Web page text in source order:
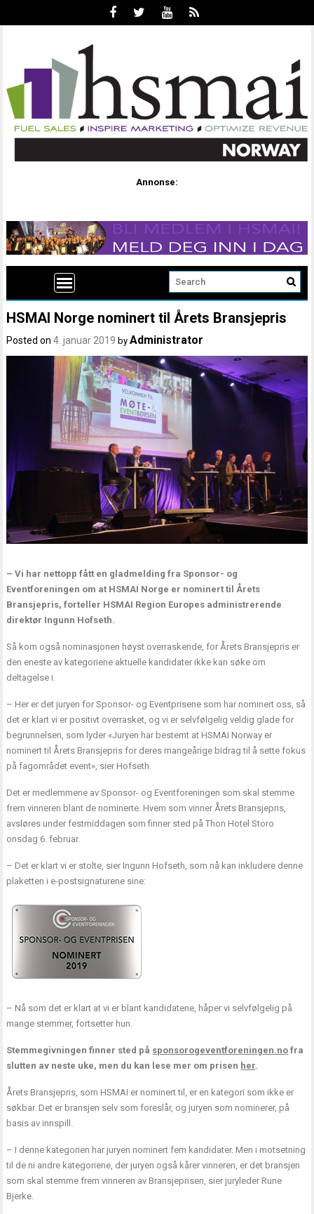
Annonse:
HSMAI Norge nominert til Årets Bransjepris
Posted on4. januar 2019 byAdministrator
– Vi har nettopp fått en gladmelding fra Sponsor- og
Eventforeningen om at HSMAI Norge er nominert til Årets
Bransjepris, forteller HSMAI Region Europes administrerende
direktør Ingunn Hofseth.
Så kom også nominasjonen høyst overraskende, for Årets Bransjepris er
den eneste av kategoriene aktuelle kandidater ikke kan søke om
deltagelse i.
– Her er det juryen for Sponsor- og Eventprisene som har nominert oss, så
det er klart vi er positivt overrasket, og vi er selvfølgelig veldig glade for
begrunnelsen, som lyder «Juryen har bestemt at HSMAI Norway er
nominert til Årets Bransjepris for deres mangeårige bidrag til å sette fokus
på fagområdet event», sier Hofseth.
Det er medlemmene av Sponsor- og Eventforeningen som skal stemme
frem vinneren blant de nominerte. Hvem som vinner Årets Bransjepris,
avsløres under festmiddagen som finner sted på Thon Hotel Storo
onsdag 6. februar.
– Det er klart vi er stolte, sier Ingunn Hofseth, som nå kan inkludere denne
plaketten i e-postsignaturene sine:
– Nå som det er klart at vi er blant kandidatene, håper vi selvfølgelig på
mange stemmer, fortsetter hun.
Stemmegivningen finner sted på sponsorogeventforeningen.no fra
slutten av neste uke, men du kan lese mer om prisen her.
Årets Bransjepris, som HSMAI er nominert til, er en kategori som ikke er
søkbar. Det er bransjen selv som foreslår, og juryen som nominerer, på
basis av innspill.
– I denne kategorien har juryen nominert fem kandidater. Men i motsetning
til de ni andre kategoriene, der juryen også kårer vinneren, er det bransjen
som skal stemme frem vinneren av Bransjeprisen, sier juryleder Rune
Bjerke.